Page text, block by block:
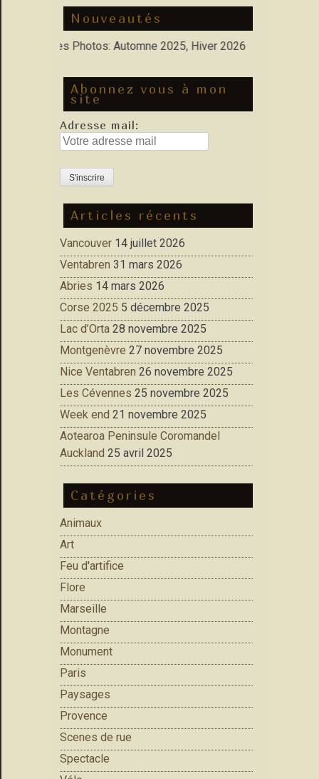
Nouveautés
Photos: Automne 2025, Hiver 2026
Abonnez vous à mon
site
Adresse mail:
Articles récents
Vancouver 14 juillet 2026
Ventabren 31 mars 2026
Abries 14 mars 2026
Corse 2025 5 décembre 2025
Lac d’Orta 28 novembre 2025
Montgenèvre 27 novembre 2025
Nice Ventabren 26 novembre 2025
Les Cévennes 25 novembre 2025
Week end 21 novembre 2025
Aotearoa Peninsule Coromandel
Auckland 25 avril 2025
Catégories
Animaux
Art
Feu d'artifice
Flore
Marseille
Montagne
Monument
Paris
Paysages
Provence
Scenes de rue
Spectacle